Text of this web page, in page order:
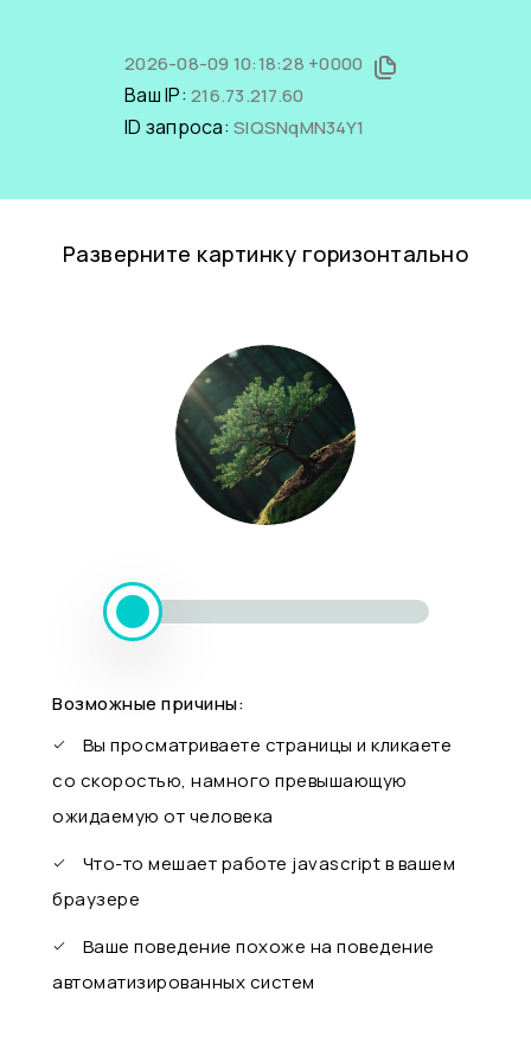
2026-08-09 10:18:28 +0000
Ваш IP: 216.73.217.60
ID запроса: SIQSNqMN34Y1
Разверните картинку горизонтально
Возможные причины:
Вы просматриваете страницы и кликаете
со скоростью, намного превышающую
ожидаемую от человека
Что-то мешает работе javascript в вашем
браузере
Ваше поведение похоже на поведение
автоматизированных систем